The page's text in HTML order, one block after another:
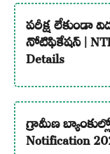
పరీక్ష లేకుండా
నోటిఫికేషన్ |
Details
గ్రామీణ
Notification